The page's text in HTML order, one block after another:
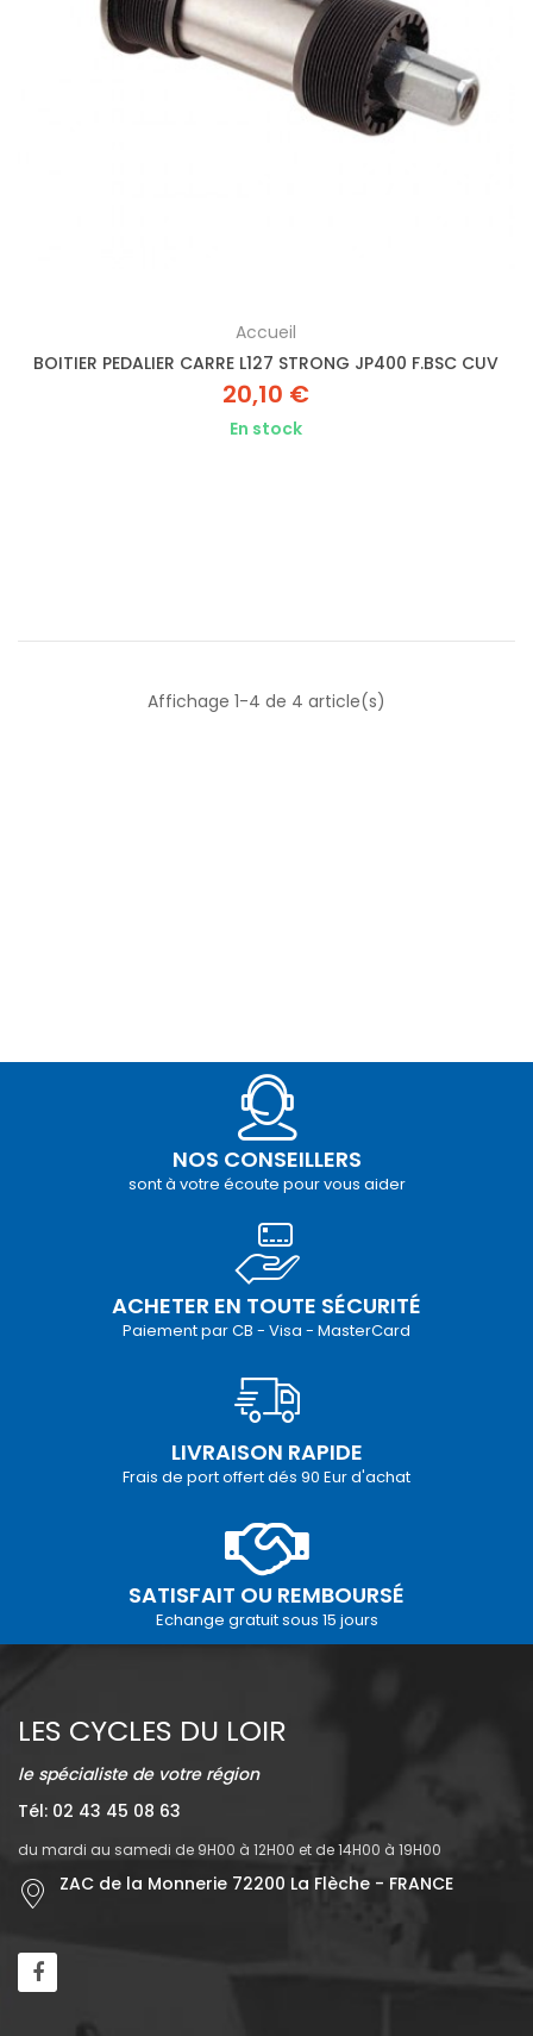
Accueil
BOITIER PEDALIER CARRE L127 STRONG JP400 F.BSC CUV
20,10 €
En stock
Affichage 1-4 de 4 article(s)
NOS CONSEILLERS
sont à votre écoute pour vous aider
ACHETER EN TOUTE SÉCURITÉ
Paiement par CB - Visa - MasterCard
LIVRAISON RAPIDE
Frais de port offert dés 90 Eur d'achat
SATISFAIT OU REMBOURSÉ
Echange gratuit sous 15 jours
LES CYCLES DU LOIR
le spécialiste de votre région
Tél: 02 43 45 08 63
du mardi au samedi de 9H00 à 12H00 et de 14H00 à 19H00
ZAC de la Monnerie 72200 La Flèche - FRANCE